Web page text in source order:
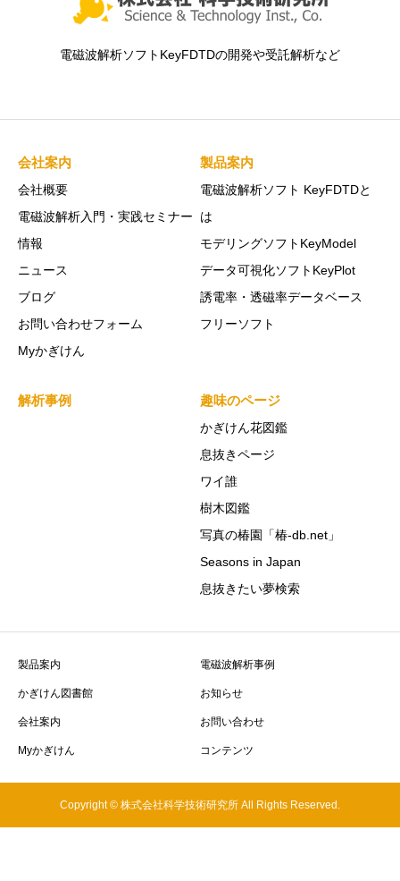
電磁波解析ソフトKeyFDTDの開発や受託解析など
会社案内
会社概要
電磁波解析入門・実践セミナー
情報
ニュース
ブログ
お問い合わせフォーム
Myかぎけん
製品案内
電磁波解析ソフト KeyFDTDと
は
モデリングソフトKeyModel
データ可視化ソフトKeyPlot
誘電率・透磁率データベース
フリーソフト
解析事例 趣味のページ
かぎけん花図鑑
息抜きページ
ワイ誰
樹木図鑑
写真の椿園「椿-db.net」
Seasons in Japan
息抜きたい夢検索
製品案内 電磁波解析事例
かぎけん図書館 お知らせ
会社案内 お問い合わせ
Myかぎけん コンテンツ
Copyright © 株式会社科学技術研究所 All Rights Reserved.